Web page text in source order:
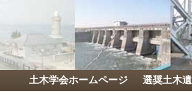
土木学会ホームページ 選奨土木